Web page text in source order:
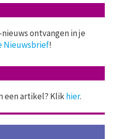
ontvangen in je
Nieuwsbrief!
een artikel? Klikhier.